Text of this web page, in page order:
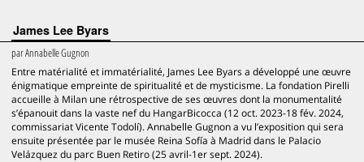
James Lee Byars
parAnnabelle Gugnon
Entre matérialité et immatérialité, James Lee Byars a développé une œuvre
énigmatique empreinte de spiritualité et de mysticisme. La fondation Pirelli
accueille à Milan une rétrospective de ses œuvres dont la monumentalité
s’épanouit dans la vaste nef du HangarBicocca (12 oct. 2023-18 fév. 2024,
commissariat Vicente Todolí). Annabelle Gugnon a vu l’exposition qui sera
ensuite présentée par le musée Reina Sofía à Madrid dans le Palacio
Velázquez du parc Buen Retiro (25 avril-1er sept. 2024).